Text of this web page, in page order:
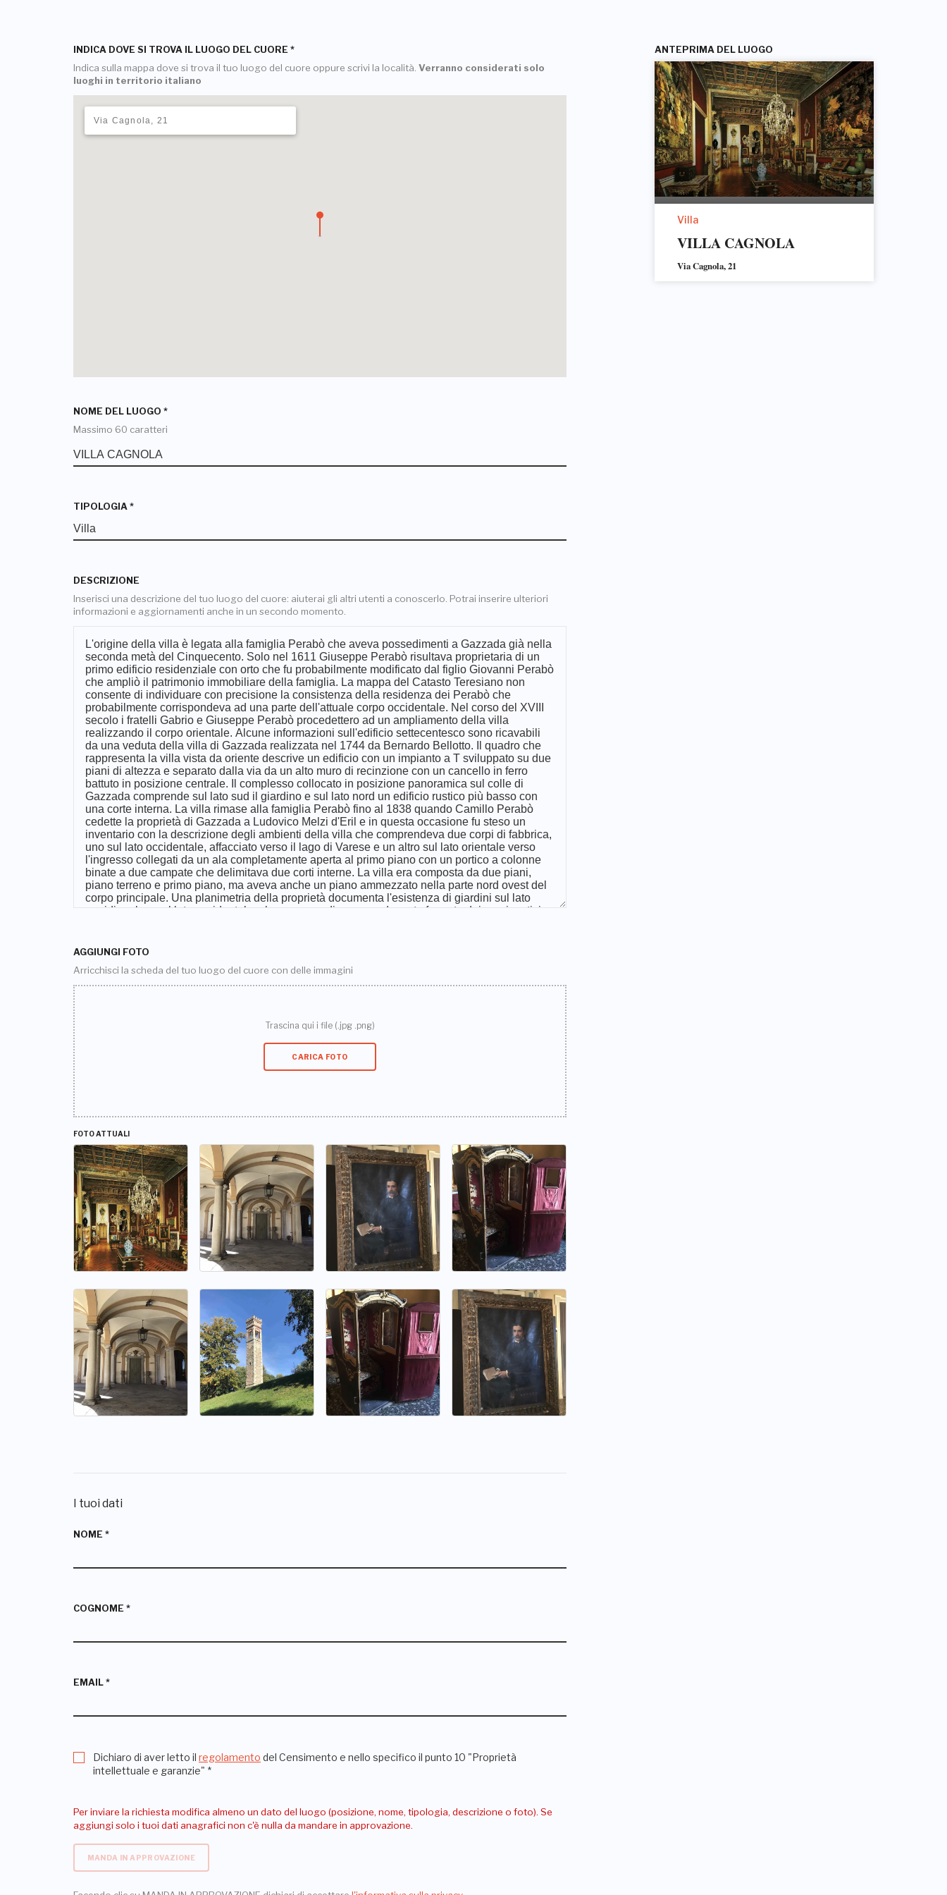
INDICA DOVE SI TROVA IL LUOGO DEL CUORE *
Indica sulla mappa dove si trova il tuo luogo del cuore oppure scrivi la località. Verranno considerati solo
luoghi in territorio italiano
NOME DEL LUOGO *
Massimo 60 caratteri
TIPOLOGIA *
DESCRIZIONE
Inserisci una descrizione del tuo luogo del cuore: aiuterai gli altri utenti a conoscerlo. Potrai inserire ulteriori
informazioni e aggiornamenti anche in un secondo momento.
AGGIUNGI FOTO
Arricchisci la scheda del tuo luogo del cuore con delle immagini
Trascina qui i file (.jpg .png)
CARICA FOTO
FOTO ATTUALI
I tuoi dati
NOME *
COGNOME *
EMAIL *
Dichiaro di aver letto il regolamento del Censimento e nello specifico il punto 10 "Proprietà
intellettuale e garanzie" *
Per inviare la richiesta modifica almeno un dato del luogo (posizione, nome, tipologia, descrizione o foto). Se
aggiungi solo i tuoi dati anagrafici non c'è nulla da mandare in approvazione.
MANDA IN APPROVAZIONE
ANTEPRIMA DEL LUOGO
Villa
VILLA CAGNOLA
Via Cagnola, 21